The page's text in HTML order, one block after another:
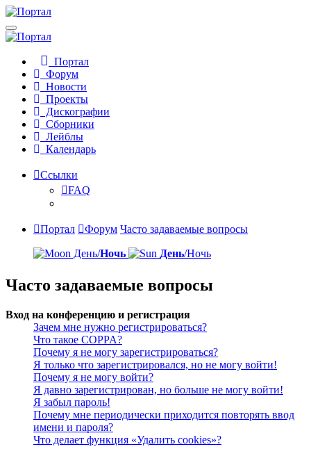
Портал
Форум
Новости
Проекты
Дискографии
Сборники
Лейблы
Календарь
Ссылки
FAQ
Портал Форум Часто задаваемые вопросы
День/Ночь День/Ночь
Часто задаваемые вопросы
Вход на конференцию и регистрация
Зачем мне нужно регистрироваться?
Что такое COPPA?
Почему я не могу зарегистрироваться?
Я только что зарегистрировался, но не могу войти!
Почему я не могу войти?
Я давно зарегистрирован, но больше не могу войти!
Я забыл пароль!
Почему мне периодически приходится повторять ввод
имени и пароля?
Что делает функция «Удалить cookies»?